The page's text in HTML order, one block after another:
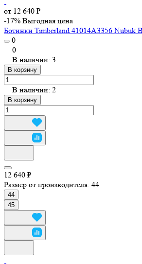
от 12 640 ₽
-17% Выгодная цена
Ботинки Timberland 41014A3356 Nubuk
0
0
В наличии: 3
В корзину
В наличии: 2
В корзину
12 640 ₽
Размер от производителя: 44
44
45